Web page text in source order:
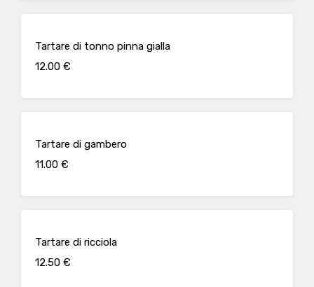
Tartare di tonno pinna gialla
12.00 €
Tartare di gambero
11.00 €
Tartare di ricciola
12.50 €